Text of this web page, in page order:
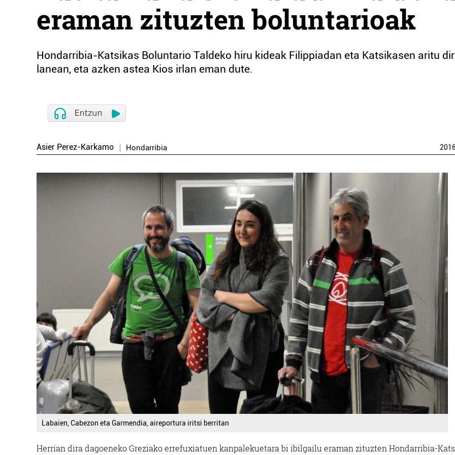
eraman zituzten boluntarioak
Hondarribia-Katsikas Boluntario Taldeko hiru kideak Filippiadan eta Katsikasen aritu
lanean, eta azken astea Kios irlan eman dute.
Asier Perez-Karkamo Hondarribia
Labaien, Cabezon eta Garmendia, aireportura iritsi berritan
Herrian dira dagoeneko Greziako errefuxiatuen kanpalekuetara bi ibilgailu eraman zituzten Hondarribia-